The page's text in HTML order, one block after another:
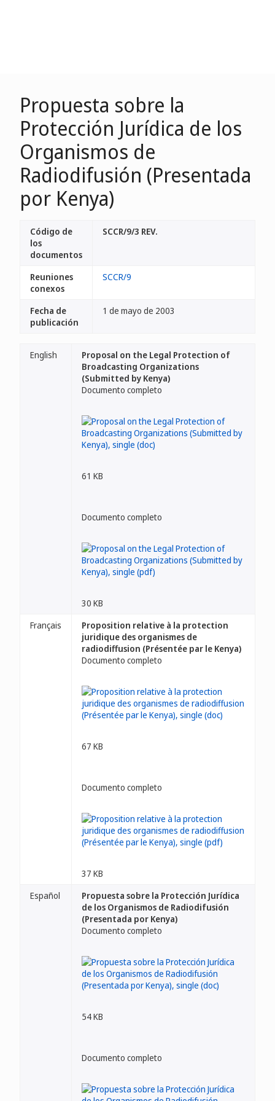
Propuesta sobre la
Protección Jurídica de los
Organismos de
Radiodifusión (Presentada
por Kenya)
Código de
los
documentos
SCCR/9/3 REV.
Reuniones
conexos
SCCR/9
Fecha de
publicación
1 de mayo de 2003
English
Proposal on the Legal Protection of
Broadcasting Organizations
(Submitted by Kenya)
Documento completo
61 KB
Documento completo
30 KB
Français
Proposition relative à la protection
juridique des organismes de
radiodiffusion (Présentée par le Kenya)
Documento completo
67 KB
Documento completo
37 KB
Español
Propuesta sobre la Protección Jurídica
de los Organismos de Radiodifusión
(Presentada por Kenya)
Documento completo
54 KB
Documento completo